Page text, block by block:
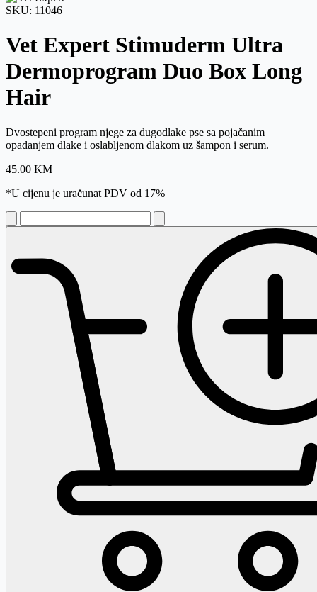
SKU: 11046
Vet Expert Stimuderm Ultra
Dermoprogram Duo Box Long
Hair
Dvostepeni program njege za dugodlake pse sa pojačanim
opadanjem dlake i oslabljenom dlakom uz šampon i serum.
45.00 KM
*U cijenu je uračunat PDV od 17%